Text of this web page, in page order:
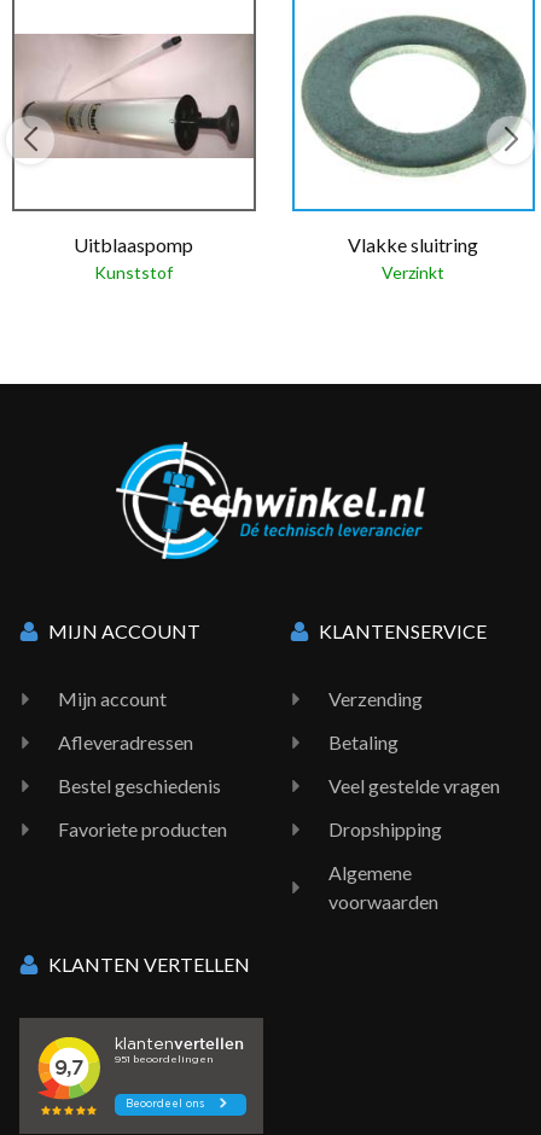
Uitblaaspomp
Kunststof
Vlakke sluitring
Verzinkt
MIJN ACCOUNT
Mijn account
Afleveradressen
Bestel geschiedenis
Favoriete producten
KLANTENSERVICE
Verzending
Betaling
Veel gestelde vragen
Dropshipping
Algemene
voorwaarden
KLANTEN VERTELLEN